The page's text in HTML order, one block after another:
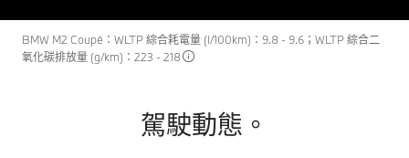
BMW M2 Coupé：WLTP 綜合耗電量 (I/100km)：9.8 - 9.6；WLTP 綜合二
氧化碳排放量 (g/km)：223 - 218
駕駛動態。